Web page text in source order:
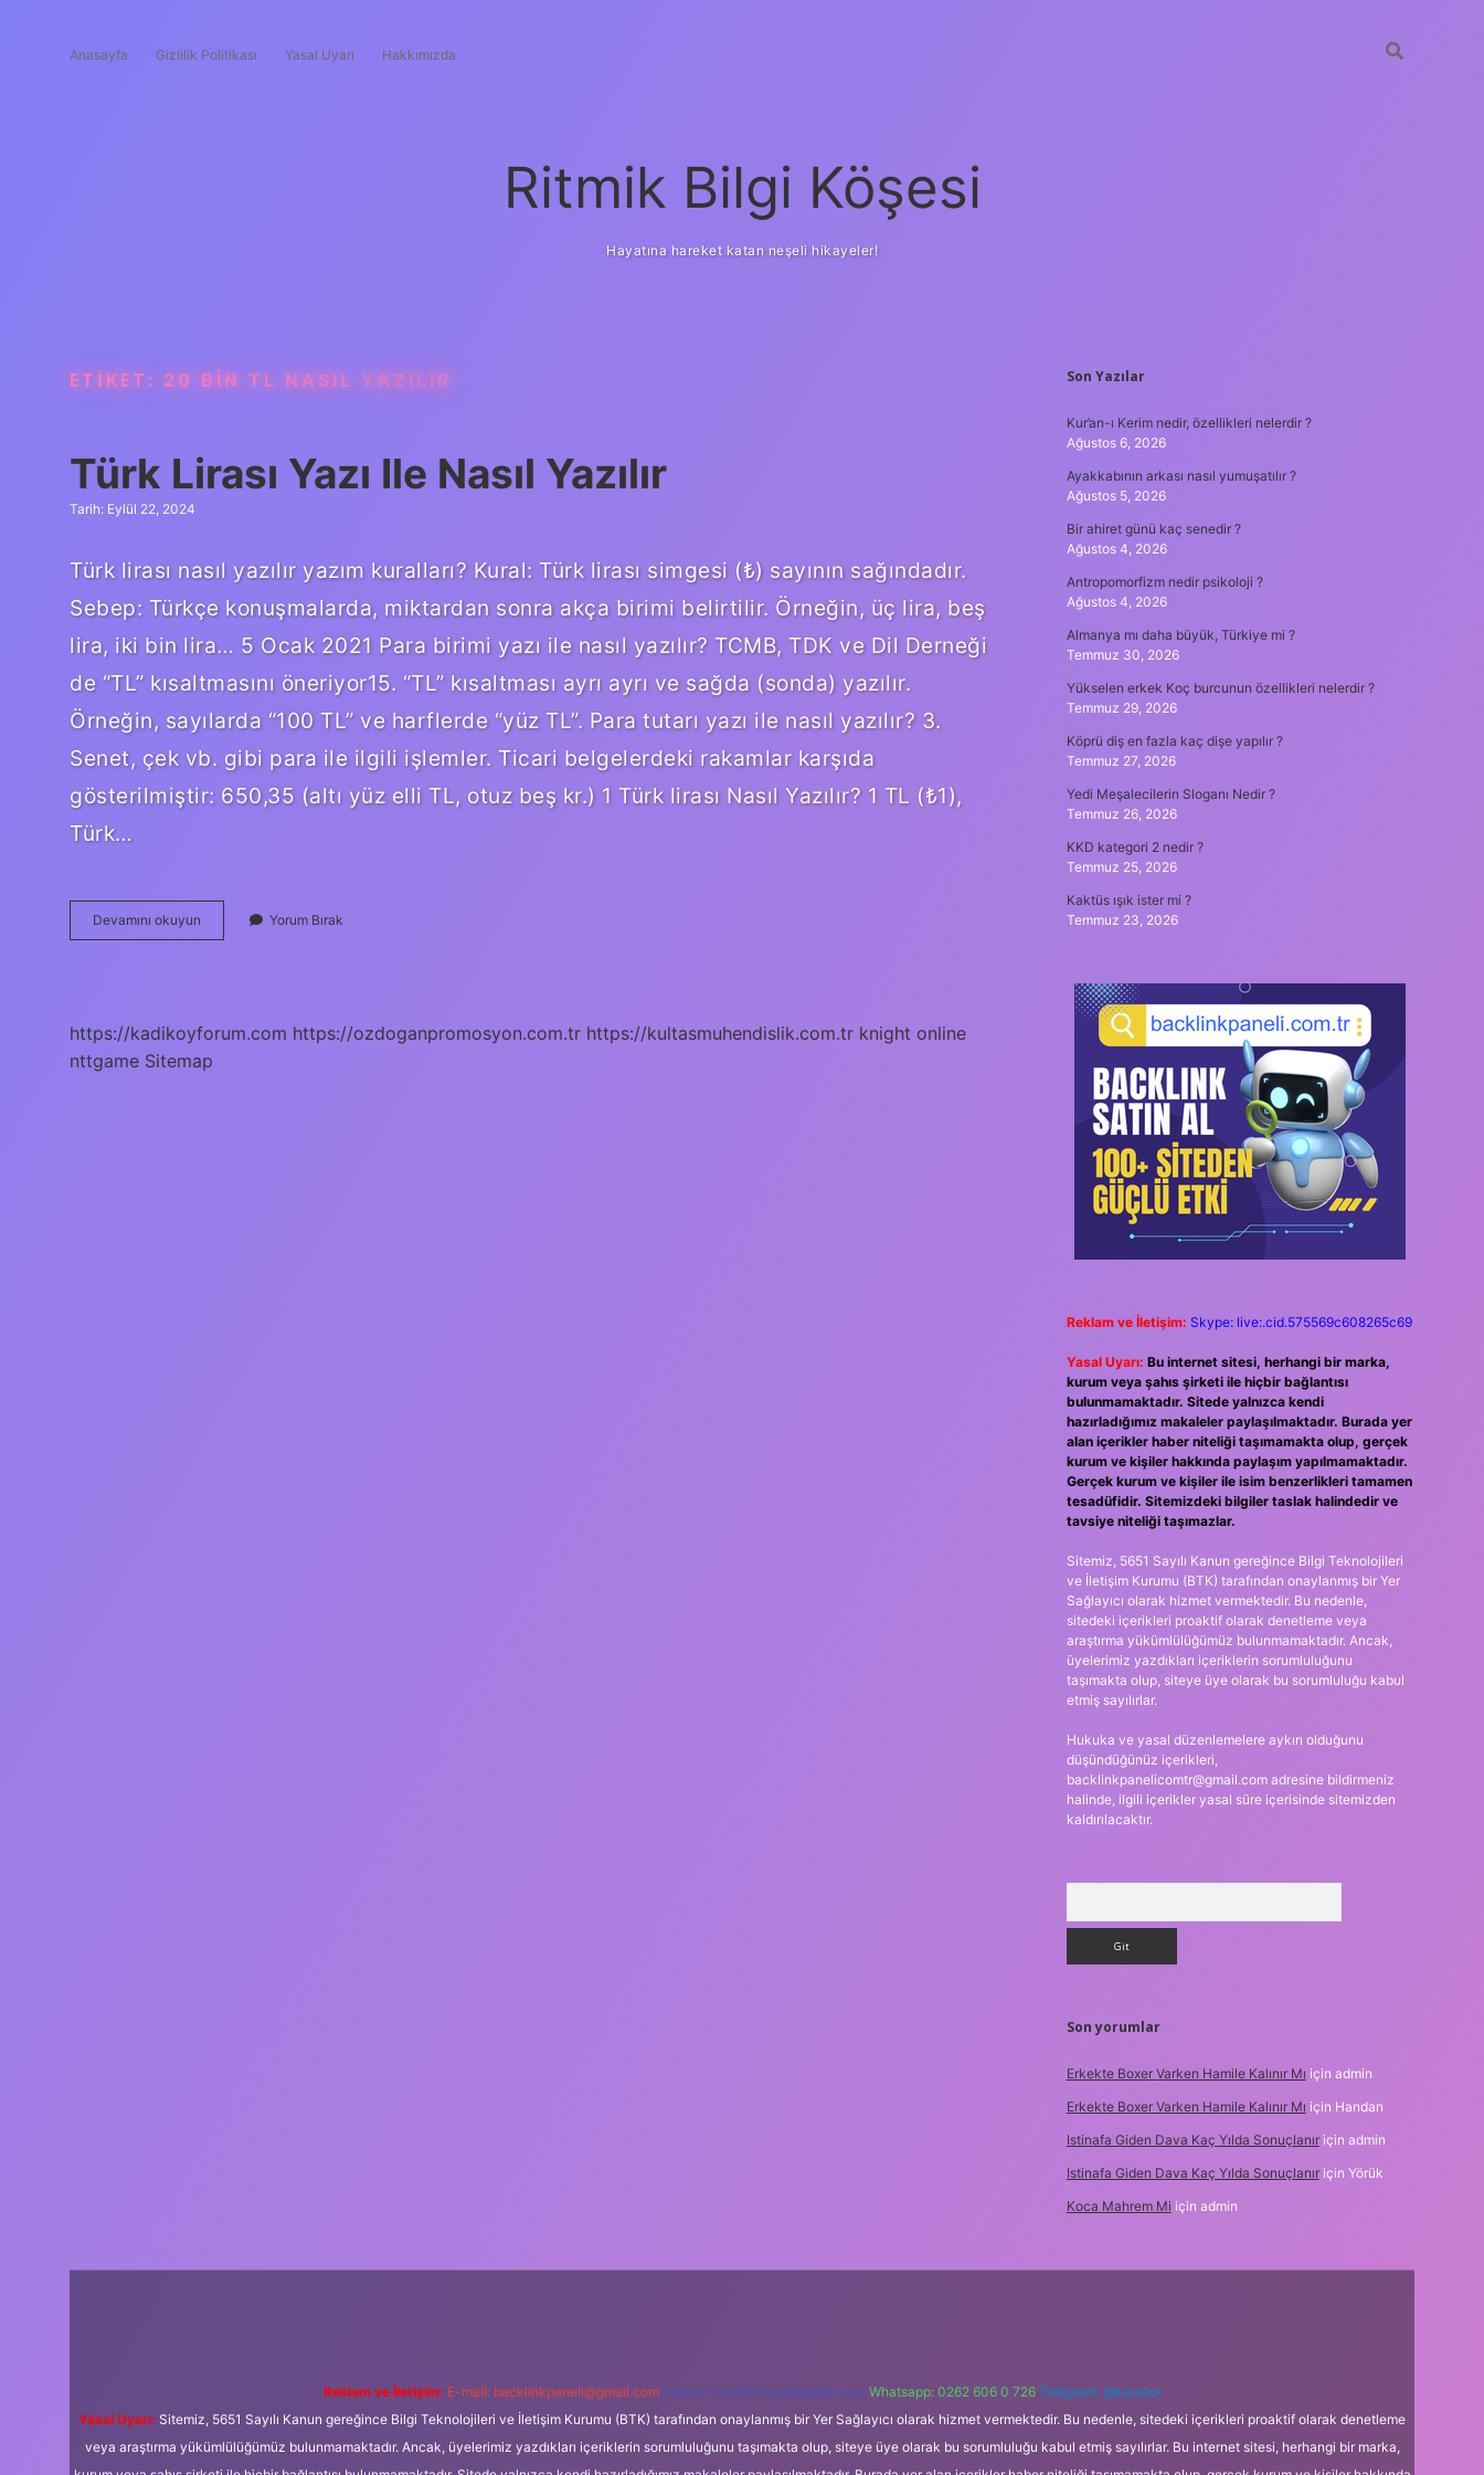
Anasayfa Gizlilik Politikası Yasal Uyarı Hakkımızda
Ritmik Bilgi Köşesi
Hayatına hareket katan neşeli hikayeler!
ETIKET: 20 BIN TL NASIL YAZILIR
Türk Lirası Yazı Ile Nasıl Yazılır
Tarih: Eylül 22, 2024
Türk lirası nasıl yazılır yazım kuralları? Kural: Türk lirası simgesi (₺) sayının sağındadır.
Sebep: Türkçe konuşmalarda, miktardan sonra akça birimi belirtilir. Örneğin, üç lira, beş
lira, iki bin lira… 5 Ocak 2021 Para birimi yazı ile nasıl yazılır? TCMB, TDK ve Dil Derneği
de “TL” kısaltmasını öneriyor15. “TL” kısaltması ayrı ayrı ve sağda (sonda) yazılır.
Örneğin, sayılarda “100 TL” ve harflerde “yüz TL”. Para tutarı yazı ile nasıl yazılır? 3.
Senet, çek vb. gibi para ile ilgili işlemler. Ticari belgelerdeki rakamlar karşıda
gösterilmiştir: 650,35 (altı yüz elli TL, otuz beş kr.) 1 Türk lirası Nasıl Yazılır? 1 TL (₺1),
Türk…
Devamını okuyun
Lirası
Yorum Bırak
https://kadikoyforum.com https://ozdoganpromosyon.com.tr https://kultasmuhendislik.com.tr knight online
nttgame Sitemap
SIDEBAR
Son Yazılar
Kur’an-ı Kerim nedir, özellikleri nelerdir ?
Ağustos 6, 2026
Ayakkabının arkası nasıl yumuşatılır ?
Ağustos 5, 2026
Bir ahiret günü kaç senedir ?
Ağustos 4, 2026
Antropomorfizm nedir psikoloji ?
Ağustos 4, 2026
Almanya mı daha büyük, Türkiye mi ?
Temmuz 30, 2026
Yükselen erkek Koç burcunun özellikleri nelerdir ?
Temmuz 29, 2026
Köprü diş en fazla kaç dişe yapılır ?
Temmuz 27, 2026
Yedi Meşalecilerin Sloganı Nedir ?
Temmuz 26, 2026
KKD kategori 2 nedir ?
Temmuz 25, 2026
Kaktüs ışık ister mi ?
Temmuz 23, 2026
Reklam ve İletişim: Skype: live:.cid.575569c608265c69
Yasal Uyarı: Bu internet sitesi, herhangi bir marka,
kurum veya şahıs şirketi ile hiçbir bağlantısı
bulunmamaktadır. Sitede yalnızca kendi
hazırladığımız makaleler paylaşılmaktadır. Burada yer
alan içerikler haber niteliği taşımamakta olup, gerçek
kurum ve kişiler hakkında paylaşım yapılmamaktadır.
Gerçek kurum ve kişiler ile isim benzerlikleri tamamen
tesadüfidir. Sitemizdeki bilgiler taslak halindedir ve
tavsiye niteliği taşımazlar.
Sitemiz, 5651 Sayılı Kanun gereğince Bilgi Teknolojileri
ve İletişim Kurumu (BTK) tarafından onaylanmış bir Yer
Sağlayıcı olarak hizmet vermektedir. Bu nedenle,
sitedeki içerikleri proaktif olarak denetleme veya
araştırma yükümlülüğümüz bulunmamaktadır. Ancak,
üyelerimiz yazdıkları içeriklerin sorumluluğunu
taşımakta olup, siteye üye olarak bu sorumluluğu kabul
etmiş sayılırlar.
Hukuka ve yasal düzenlemelere aykırı olduğunu
düşündüğünüz içerikleri,
backlinkpanelicomtr@gmail.comadresine bildirmeniz
halinde, ilgili içerikler yasal süre içerisinde sitemizden
kaldırılacaktır.
Son yorumlar
Erkekte Boxer Varken Hamile Kalınır Mı için admin
Erkekte Boxer Varken Hamile Kalınır Mı için Handan
Istinafa Giden Dava Kaç Yılda Sonuçlanıriçin admin
Istinafa Giden Dava Kaç Yılda Sonuçlanıriçin Yörük
Koca Mahrem Mi için admin
Reklam ve İletişim: E-mail: backlinkpaneli@gmail.com Teams: forumhizmeti@gmail.com Whatsapp: 0262 606 0 726 Telegram: @karabul
Yasal Uyarı: Sitemiz, 5651 Sayılı Kanun gereğince Bilgi Teknolojileri ve İletişim Kurumu (BTK) tarafından onaylanmış bir Yer Sağlayıcı olarak hizmet vermektedir. Bu nedenle, sitedeki içerikleri proaktif olarak denetleme
veya araştırma yükümlülüğümüz bulunmamaktadır. Ancak, üyelerimiz yazdıkları içeriklerin sorumluluğunu taşımakta olup, siteye üye olarak bu sorumluluğu kabul etmiş sayılırlar. Bu internet sitesi, herhangi bir marka,